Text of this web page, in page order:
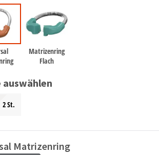
Matrizenring
Flach
auswählen
2 St.
Matrizenring